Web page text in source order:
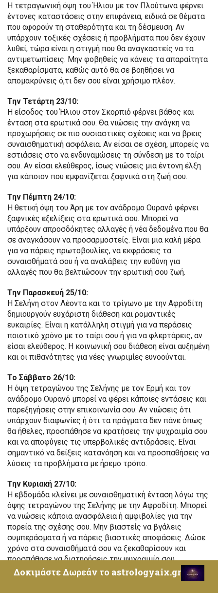
Η τετραγωνική όψη του Ήλιου με τον Πλούτωνα φέρνει
έντονες καταστάσεις στην επιφάνεια, ειδικά σε θέματα
που αφορούν τη σταθερότητα και τη δέσμευση. Αν
υπάρχουν τοξικές σχέσεις ή προβλήματα που δεν έχουν
λυθεί, τώρα είναι η στιγμή που θα αναγκαστείς να τα
αντιμετωπίσεις. Μην φοβηθείς να κάνεις τα απαραίτητα
ξεκαθαρίσματα, καθώς αυτό θα σε βοηθήσει να
απομακρύνεις ό,τι δεν σου είναι χρήσιμο πλέον.
Την Τετάρτη 23/10:
Η είσοδος του Ήλιου στον Σκορπιό φέρνει βάθος και
ένταση στα ερωτικά σου. Θα νιώσεις την ανάγκη να
προχωρήσεις σε πιο ουσιαστικές σχέσεις και να βρεις
συναισθηματική ασφάλεια. Αν είσαι σε σχέση, μπορείς να
εστιάσεις στο να ενδυναμώσεις τη σύνδεση με το ταίρι
σου. Αν είσαι ελεύθερος, ίσως νιώσεις μια έντονη έλξη
για κάποιον που εμφανίζεται ξαφνικά στη ζωή σου.
Την Πέμπτη 24/10:
Η θετική όψη του Άρη με τον ανάδρομο Ουρανό φέρνει
ξαφνικές εξελίξεις στα ερωτικά σου. Μπορεί να
υπάρξουν απροσδόκητες αλλαγές ή νέα δεδομένα που θα
σε αναγκάσουν να προσαρμοστείς. Είναι μια καλή μέρα
για να πάρεις πρωτοβουλίες, να εκφράσεις τα
συναισθήματά σου ή να αναλάβεις την ευθύνη για
αλλαγές που θα βελτιώσουν την ερωτική σου ζωή.
Την Παρασκευή 25/10:
Η Σελήνη στον Λέοντα και το τρίγωνο με την Αφροδίτη
δημιουργούν ευχάριστη διάθεση και ρομαντικές
ευκαιρίες. Είναι η κατάλληλη στιγμή για να περάσεις
ποιοτικό χρόνο με το ταίρι σου ή για να φλερτάρεις, αν
είσαι ελεύθερος. Η κοινωνική σου διάθεση είναι αυξημένη
και οι πιθανότητες για νέες γνωριμίες ευνοούνται.
Το Σάββατο 26/10:
Η όψη τετραγώνου της Σελήνης με τον Ερμή και τον
ανάδρομο Ουρανό μπορεί να φέρει κάποιες εντάσεις και
παρεξηγήσεις στην επικοινωνία σου. Αν νιώσεις ότι
υπάρχουν διαφωνίες ή ότι τα πράγματα δεν πάνε όπως
θα ήθελες, προσπάθησε να κρατήσεις την ψυχραιμία σου
και να αποφύγεις τις υπερβολικές αντιδράσεις. Είναι
σημαντικό να δείξεις κατανόηση και να προσπαθήσεις να
λύσεις τα προβλήματα με ήρεμο τρόπο.
Την Κυριακή 27/10:
Η εβδομάδα κλείνει με συναισθηματική ένταση λόγω της
όψης τετραγώνου της Σελήνης με την Αφροδίτη. Μπορεί
να νιώσεις κάποια ανασφάλεια ή αμφιβολίες για την
πορεία της σχέσης σου. Μην βιαστείς να βγάλεις
συμπεράσματα ή να πάρεις βιαστικές αποφάσεις. Δώσε
χρόνο στα συναισθήματά σου να ξεκαθαρίσουν και
προσπάθησε να διατηρήσεις την ψυχραιμία σου.
Συμβουλή της Εβδομάδας:
Αυτή η εβδομάδα μπορεί να
Δοκιμάστε Δωρεάν το astrologyaix.gr